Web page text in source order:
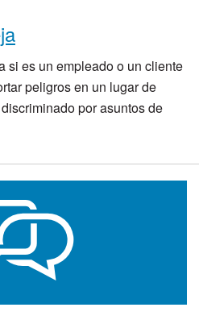
si es un empleado o un cliente
peligros en un lugar de
por asuntos de